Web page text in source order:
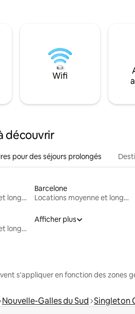
Wifi
découvrir
pour des séjours prolongés
Locations moyenne et longue durée
Barcelone
Locations moyenne et longue durée
Locations moyenne et longue durée
Afficher plus
s'appliquer en fonction des zones
Nouvelle-Galles du Sud Singleton